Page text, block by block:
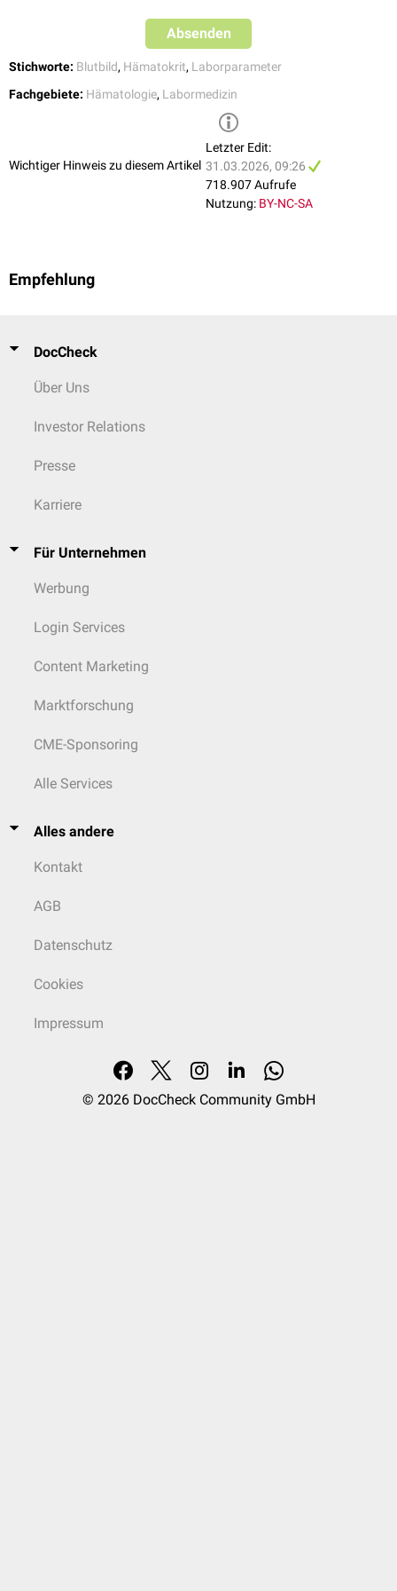
Hämoglobinkonzentration nicht, obwohl der Patient evtl. gerade
verblutet, da der Körper (oder der Arzt) keine Zeit hat, das fehlende
Volumen durch Flüssigkeit zu ersetzen.
Absenden
Stichworte: Blutbild, Hämatokrit, Laborparameter
Fachgebiete: Hämatologie, Labormedizin
Wichtiger Hinweis zu diesem Artikel
Letzter Edit:
31.03.2026, 09:26
718.907 Aufrufe
Nutzung: BY-NC-SA
Empfehlung
DocCheck
Über Uns
Investor Relations
Presse
Karriere
Für Unternehmen
Werbung
Login Services
Content Marketing
Marktforschung
CME-Sponsoring
Alle Services
Alles andere
Kontakt
AGB
Datenschutz
Cookies
Impressum
© 2026 DocCheck Community GmbH